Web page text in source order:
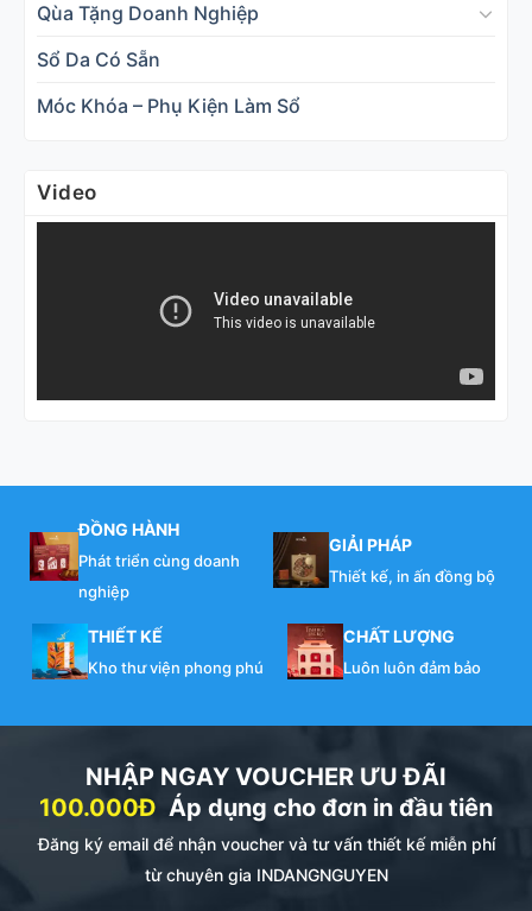
Qùa Tặng Doanh Nghiệp
Sổ Da Có Sẵn
Móc Khóa – Phụ Kiện Làm Sổ
Video
ĐỒNG HÀNH
Phát triển cùng doanh
nghiệp
GIẢI PHÁP
Thiết kế, in ấn đồng bộ
THIẾT KẾ
Kho thư viện phong phú
CHẤT LƯỢNG
Luôn luôn đảm bảo
NHẬP NGAY VOUCHER ƯU ĐÃI
100.000Đ Áp dụng cho đơn in đầu tiên
Đăng ký email để nhận voucher và tư vấn thiết kế miễn phí
từ chuyên gia INDANGNGUYEN